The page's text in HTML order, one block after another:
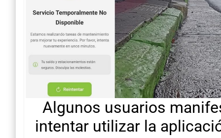
Algunos usuarios
intentar utilizar la